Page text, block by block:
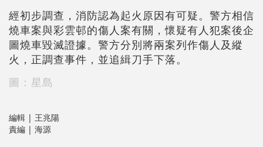
經初步調查，消防認為起火原因有可疑。警方相信
燒車案與彩雲邨的傷人案有關，懷疑有人犯案後企
圖燒車毀滅證據。警方分別將兩案列作傷人及縱
火，正調查事件，並追緝刀手下落。
圖：星島
編輯 | 王兆陽
責編 | 海源